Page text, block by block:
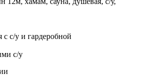
с с/у и гардеробной
с/у